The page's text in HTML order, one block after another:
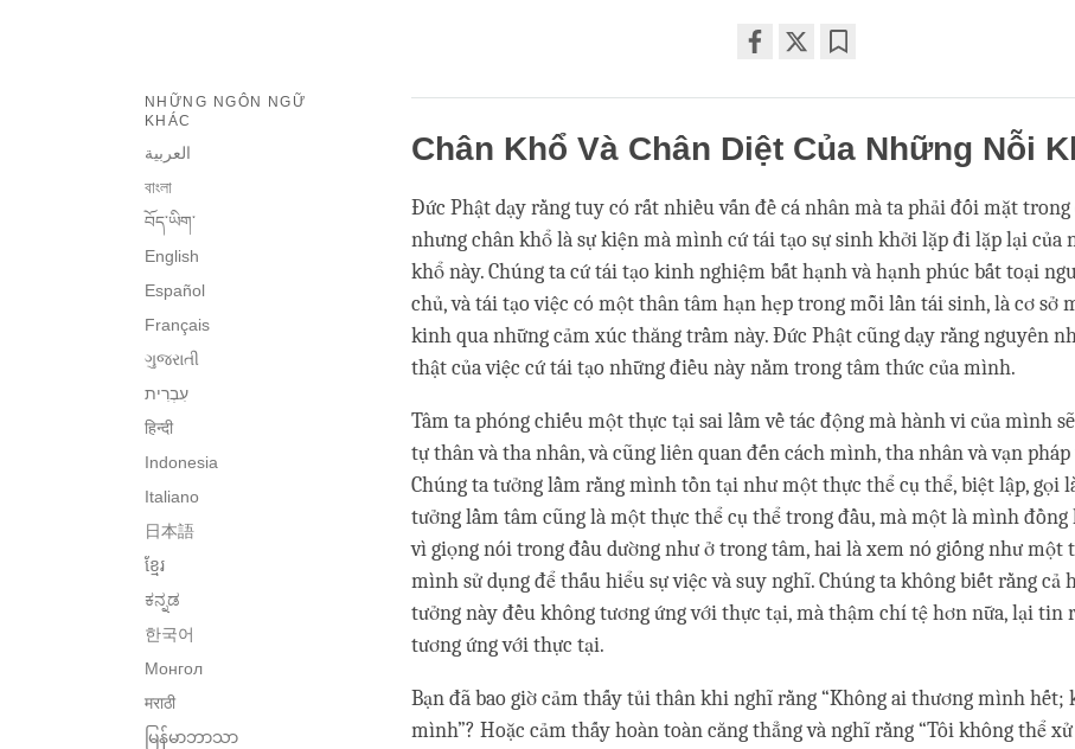
on
facebook
NHỮNG NGÔN NGỮ
KHÁC
العربية
বাংলা
བོད་ཡིག་
English
Español
Français
ગુજરાતી
हिन्दी
Indonesia
Italiano
日本語
ខ្មែរ
ಕನ್ನಡ
한국어
Монгол
मराठी
မြန်မာဘာသာ
Chân Khổ Và Chân Diệt Của Những Nỗi
Đức Phật dạy rằng tuy có rất nhiều vấn đề cá nhân mà ta phải đối mặt trong
nhưng chân khổ là sự kiện mà mình cứ tái tạo sự sinh khởi lặp đi lặp lại của
khổ này. Chúng ta cứ tái tạo kinh nghiệm bất hạnh và hạnh phúc bất toại
chủ, và tái tạo việc có một thân tâm hạn hẹp trong mỗi lần tái sinh, là cơ sở
kinh qua những cảm xúc thăng trầm này. Đức Phật cũng dạy rằng nguyên
thật của việc cứ tái tạo những điều này nằm trong tâm thức của mình.
Tâm ta phóng chiếu một thực tại sai lầm về tác động mà hành vi của mình
tự thân và tha nhân, và cũng liên quan đến cách mình, tha nhân và vạn
Chúng ta tưởng lầm rằng mình tồn tại như một thực thể cụ thể, biệt lập, gọi
tưởng lầm tâm cũng là một thực thể cụ thể trong đầu, mà một là mình đồng
vì giọng nói trong đầu dường như ở trong tâm, hai là xem nó giống như một
mình sử dụng để thấu hiểu sự việc và suy nghĩ. Chúng ta không biết rằng cả
tưởng này đều không tương ứng với thực tại, mà thậm chí tệ hơn nữa, lại tin
tương ứng với thực tại.
Bạn đã bao giờ cảm thấy tủi thân khi nghĩ rằng “Không ai thương mình hết;
mình”? Hoặc cảm thấy hoàn toàn căng thẳng và nghĩ rằng “Tôi không thể